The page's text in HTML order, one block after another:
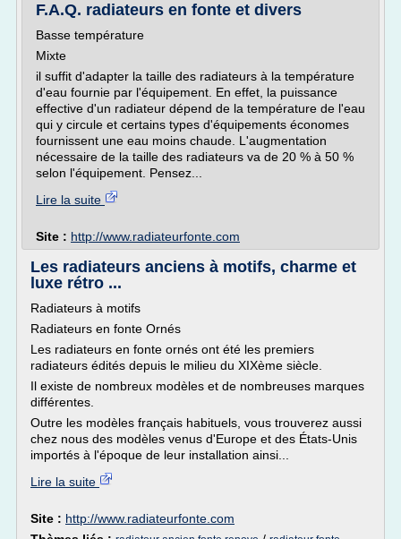
F.A.Q. radiateurs en fonte et divers
Basse température
Mixte
il suffit d'adapter la taille des radiateurs à la température
d'eau fournie par l'équipement. En effet, la puissance
effective d'un radiateur dépend de la température de l'eau
qui y circule et certains types d'équipements économes
fournissent une eau moins chaude. L'augmentation
nécessaire de la taille des radiateurs va de 20 % à 50 %
selon l'équipement. Pensez...
Lire la suite
Site : http://www.radiateurfonte.com
Les radiateurs anciens à motifs, charme et
luxe rétro ...
Radiateurs à motifs
Radiateurs en fonte Ornés
Les radiateurs en fonte ornés ont été les premiers
radiateurs édités depuis le milieu du XIXème siècle.
Il existe de nombreux modèles et de nombreuses marques
différentes.
Outre les modèles français habituels, vous trouverez aussi
chez nous des modèles venus d'Europe et des États-Unis
importés à l'époque de leur installation ainsi...
Lire la suite
Site : http://www.radiateurfonte.com